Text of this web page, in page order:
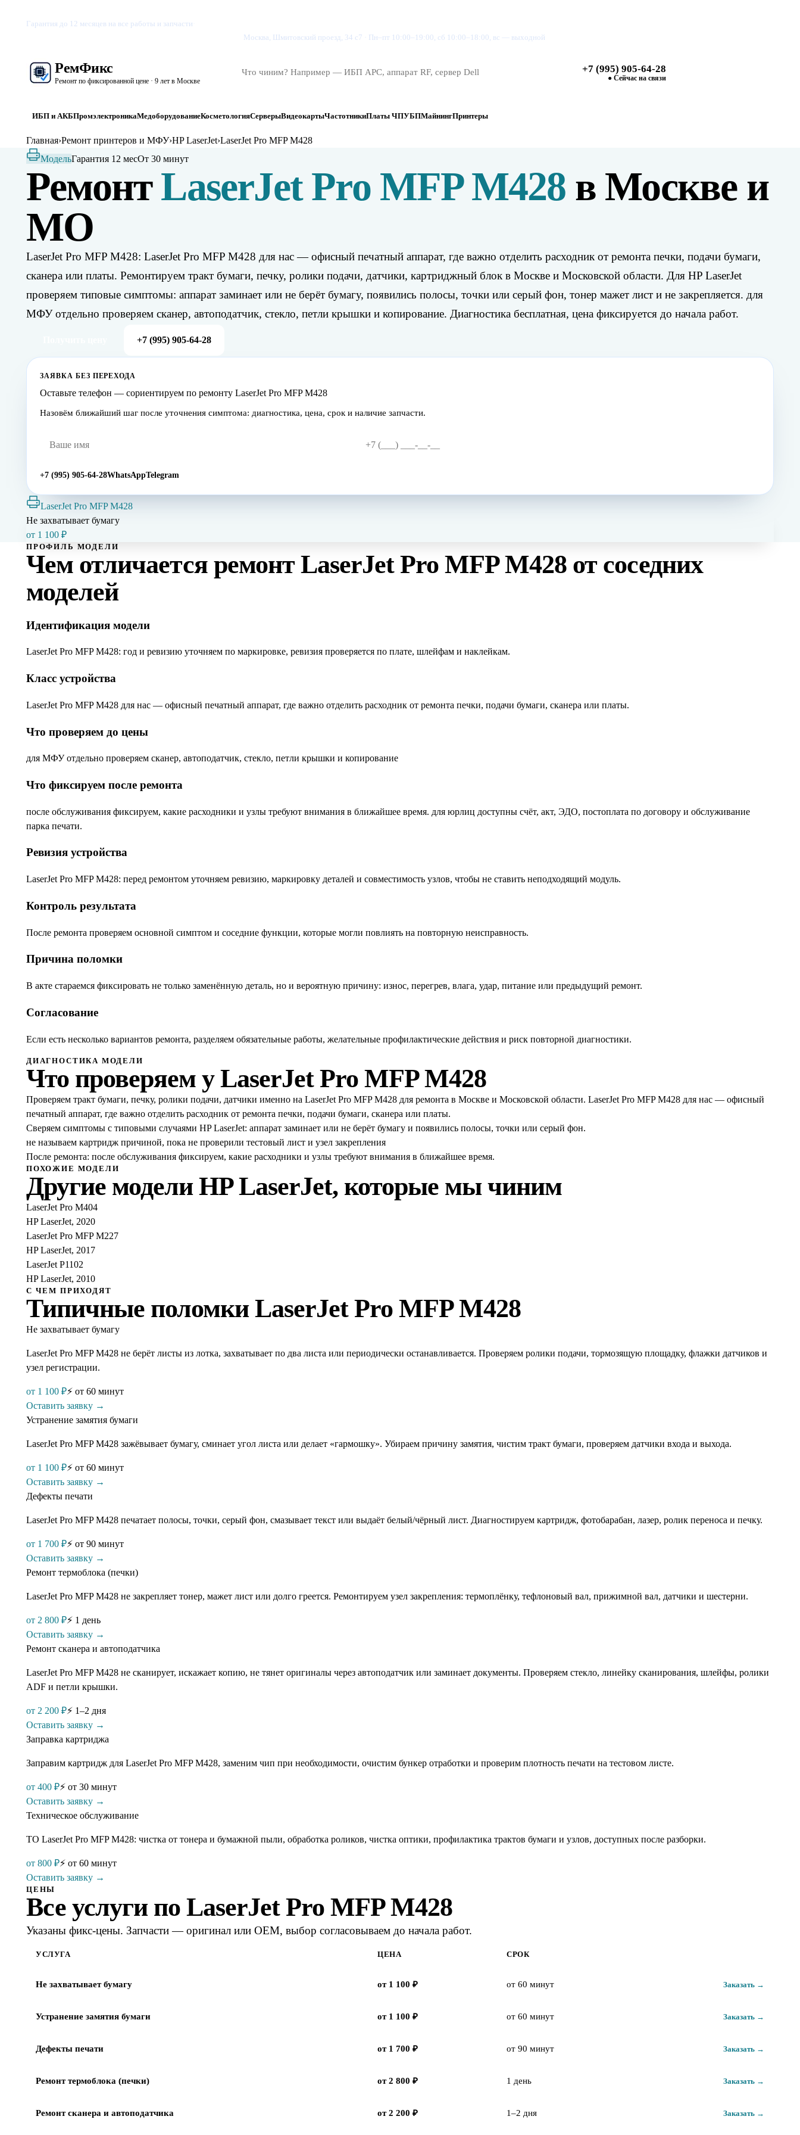
Гарантия до 12 месяцев на все работы и запчасти
Москва, Шмитовский проезд, 34 с7 · Пн–пт 10:00–19:00, сб 10:00–18:00, вс — выходной
РемФикс
Ремонт по фиксированной цене · 9 лет в Москве
+7 (995) 905-64-28
● Сейчас на связи
ИБП и АКБПромэлектроникаМедоборудованиеКосметологияСерверыВидеокартыЧастотникиПлаты ЧПУБПМайнингПринтеры
Главная›Ремонт принтеров и МФУ›HP LaserJet›LaserJet Pro MFP M428
МодельГарантия 12 месОт 30 минут
Ремонт LaserJet Pro MFP M428 в Москве и
МО
LaserJet Pro MFP M428: LaserJet Pro MFP M428 для нас — офисный печатный аппарат, где важно отделить расходник от ремонта печки, подачи бумаги,
сканера или платы. Ремонтируем тракт бумаги, печку, ролики подачи, датчики, картриджный блок в Москве и Московской области. Для HP LaserJet
проверяем типовые симптомы: аппарат заминает или не берёт бумагу, появились полосы, точки или серый фон, тонер мажет лист и не закрепляется. для
МФУ отдельно проверяем сканер, автоподатчик, стекло, петли крышки и копирование. Диагностика бесплатная, цена фиксируется до начала работ.
+7 (995) 905-64-28
ЗАЯВКА БЕЗ ПЕРЕХОДА
Оставьте телефон — сориентируем по ремонту LaserJet Pro MFP M428
Назовём ближайший шаг после уточнения симптома: диагностика, цена, срок и наличие запчасти.
+7 (995) 905-64-28WhatsAppTelegram
LaserJet Pro MFP M428
Не захватывает бумагу
от 1 100 ₽
ПРОФИЛЬ МОДЕЛИ
Чем отличается ремонт LaserJet Pro MFP M428 от соседних
моделей
Идентификация модели
LaserJet Pro MFP M428: год и ревизию уточняем по маркировке, ревизия проверяется по плате, шлейфам и наклейкам.
Класс устройства
LaserJet Pro MFP M428 для нас — офисный печатный аппарат, где важно отделить расходник от ремонта печки, подачи бумаги, сканера или платы.
Что проверяем до цены
для МФУ отдельно проверяем сканер, автоподатчик, стекло, петли крышки и копирование
Что фиксируем после ремонта
после обслуживания фиксируем, какие расходники и узлы требуют внимания в ближайшее время. для юрлиц доступны счёт, акт, ЭДО, постоплата по договору и обслуживание
парка печати.
Ревизия устройства
LaserJet Pro MFP M428: перед ремонтом уточняем ревизию, маркировку деталей и совместимость узлов, чтобы не ставить неподходящий модуль.
Контроль результата
После ремонта проверяем основной симптом и соседние функции, которые могли повлиять на повторную неисправность.
Причина поломки
В акте стараемся фиксировать не только заменённую деталь, но и вероятную причину: износ, перегрев, влага, удар, питание или предыдущий ремонт.
Согласование
Если есть несколько вариантов ремонта, разделяем обязательные работы, желательные профилактические действия и риск повторной диагностики.
ДИАГНОСТИКА МОДЕЛИ
Что проверяем уLaserJet Pro MFP M428
Проверяем тракт бумаги, печку, ролики подачи, датчики именно на LaserJet Pro MFP M428 для ремонта в Москве и Московской области. LaserJet Pro MFP M428 для нас — офисный
печатный аппарат, где важно отделить расходник от ремонта печки, подачи бумаги, сканера или платы.
Сверяем симптомы с типовыми случаями HP LaserJet: аппарат заминает или не берёт бумагу и появились полосы, точки или серый фон.
не называем картридж причиной, пока не проверили тестовый лист и узел закрепления
После ремонта: после обслуживания фиксируем, какие расходники и узлы требуют внимания в ближайшее время.
ПОХОЖИЕ МОДЕЛИ
Другие моделиHP LaserJet, которые мы чиним
LaserJet Pro M404
HP LaserJet, 2020
LaserJet Pro MFP M227
HP LaserJet, 2017
LaserJet P1102
HP LaserJet, 2010
С ЧЕМ ПРИХОДЯТ
Типичные поломкиLaserJet Pro MFP M428
Не захватывает бумагу
LaserJet Pro MFP M428 не берёт листы из лотка, захватывает по два листа или периодически останавливается. Проверяем ролики подачи, тормозящую площадку, флажки датчиков и
узел регистрации.
от 1 100 ₽⚡ от 60 минут
Оставить заявку →
Устранение замятия бумаги
LaserJet Pro MFP M428 зажёвывает бумагу, сминает угол листа или делает «гармошку». Убираем причину замятия, чистим тракт бумаги, проверяем датчики входа и выхода.
от 1 100 ₽⚡ от 60 минут
Оставить заявку →
Дефекты печати
LaserJet Pro MFP M428 печатает полосы, точки, серый фон, смазывает текст или выдаёт белый/чёрный лист. Диагностируем картридж, фотобарабан, лазер, ролик переноса и печку.
от 1 700 ₽⚡ от 90 минут
Оставить заявку →
Ремонт термоблока (печки)
LaserJet Pro MFP M428 не закрепляет тонер, мажет лист или долго греется. Ремонтируем узел закрепления: термоплёнку, тефлоновый вал, прижимной вал, датчики и шестерни.
от 2 800 ₽⚡ 1 день
Оставить заявку →
Ремонт сканера и автоподатчика
LaserJet Pro MFP M428 не сканирует, искажает копию, не тянет оригиналы через автоподатчик или заминает документы. Проверяем стекло, линейку сканирования, шлейфы, ролики
ADF и петли крышки.
от 2 200 ₽⚡ 1–2 дня
Оставить заявку →
Заправка картриджа
Заправим картридж для LaserJet Pro MFP M428, заменим чип при необходимости, очистим бункер отработки и проверим плотность печати на тестовом листе.
от 400 ₽⚡ от 30 минут
Оставить заявку →
Техническое обслуживание
ТО LaserJet Pro MFP M428: чистка от тонера и бумажной пыли, обработка роликов, чистка оптики, профилактика трактов бумаги и узлов, доступных после разборки.
от 800 ₽⚡ от 60 минут
Оставить заявку →
ЦЕНЫ
Все услуги по LaserJet Pro MFP M428
Указаны фикс-цены. Запчасти — оригинал или OEM, выбор согласовываем до начала работ.
УСЛУГА ЦЕНА СРОК
Не захватывает бумагу от 1 100 ₽ от 60 минут Заказать →
Устранение замятия бумаги от 1 100 ₽ от 60 минут Заказать →
Дефекты печати от 1 700 ₽ от 90 минут Заказать →
Ремонт термоблока (печки) от 2 800 ₽ 1 день Заказать →
Ремонт сканера и автоподатчика от 2 200 ₽ 1–2 дня Заказать →